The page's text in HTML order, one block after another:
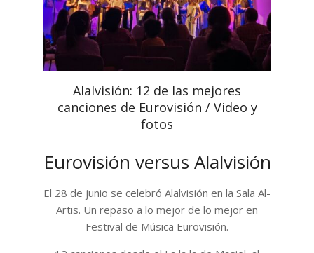
Alalvisión: 12 de las mejores
canciones de Eurovisión / Video y
fotos
Eurovisión versus Alalvisión
El 28 de junio se celebró Alalvisión en la Sala Al-
Artis. Un repaso a lo mejor de lo mejor en
Festival de Música Eurovisión.